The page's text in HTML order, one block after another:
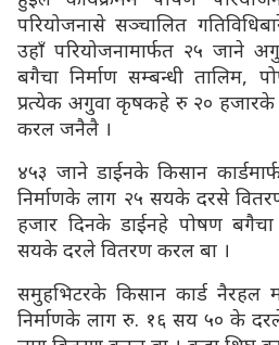
परियोजनासे सञ्चालित
उहाँ परियोजनामार्फत २५ जाने
बगैचा निर्माण सम्बन्धी तालिम,
प्रत्येक अगुवा कृषकहे रु २० हजारके
करल जनैलै ।
४५३ जाने डाईनके किसान
निर्माणके लाग २५ सयके दरसे
हजार दिनके डाईनहे पोषण
सयके दरले वितरण करल बा ।
समुहभिटरके किसान कार्ड नैरहल
निर्माणके लाग रु. १६ सय ५० के